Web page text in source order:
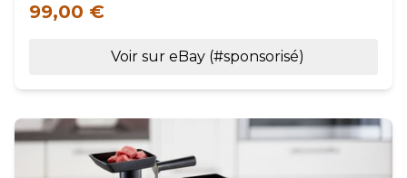
99,00 €
Voir sur eBay (#sponsorisé)